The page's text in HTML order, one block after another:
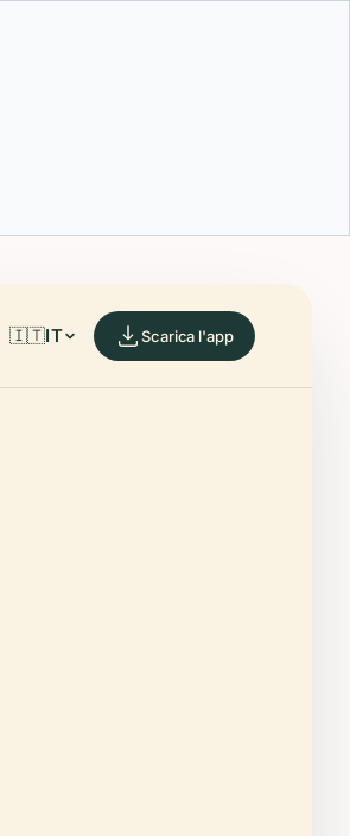
🇮🇹IT Scarica l'app